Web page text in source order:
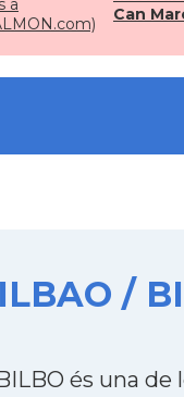
a
Can
/
és una